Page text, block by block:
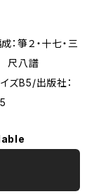
箏２・十七・三
尺八譜
B5/出版社：